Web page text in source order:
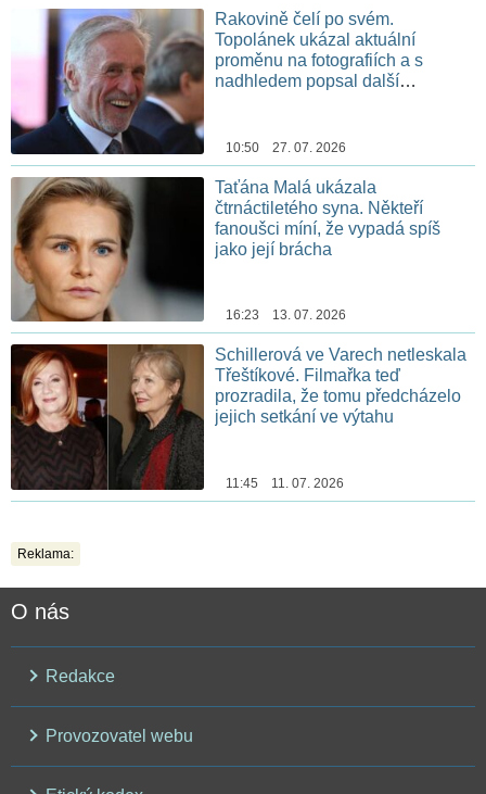
Rakovině čelí po svém.
Topolánek ukázal aktuální
proměnu na fotografiích a s
nadhledem popsal další
10:50 27. 07. 2026
Taťána Malá ukázala
čtrnáctiletého syna. Někteří
fanoušci míní, že vypadá spíš
jako její brácha
16:23 13. 07. 2026
Schillerová ve Varech netleskala
Třeštíkové. Filmařka teď
prozradila, že tomu předcházelo
jejich setkání ve výtahu
11:45 11. 07. 2026
Reklama:
O nás
Redakce
Provozovatel webu